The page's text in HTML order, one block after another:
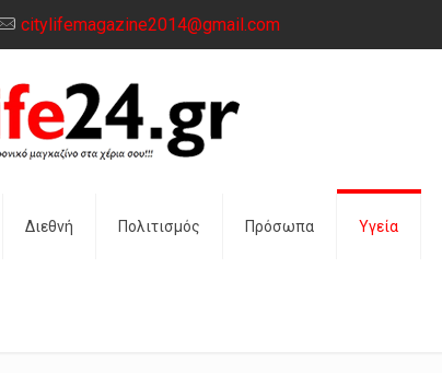
citylifemagazine2014@gmail.com
Διεθνή Πολιτισμός Πρόσωπα Υγεία